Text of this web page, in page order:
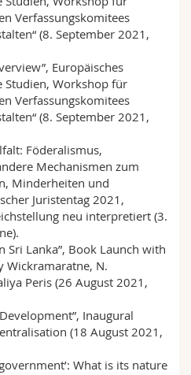
Verfassungskomitees
(8. September 2021,
Europäisches
Workshop für
Verfassungskomitees
(8. September 2021,
Föderalismus,
Mechanismen zum
Minderheiten und
Juristentag 2021,
neu interpretiert (3.
Sri Lanka”, Book Launch with
Wickramaratne, N.
Peris (26 August 2021,
Inaugural
(18 August 2021,
What is its nature